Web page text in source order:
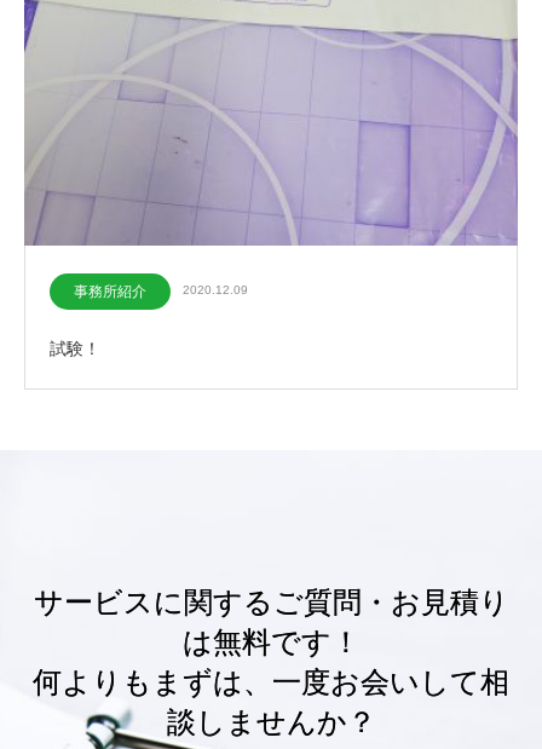
事務所紹介 2020.12.09
試験！
サービスに関するご質問・お見積り
は無料です！
何よりもまずは、一度お会いして相
談しませんか？